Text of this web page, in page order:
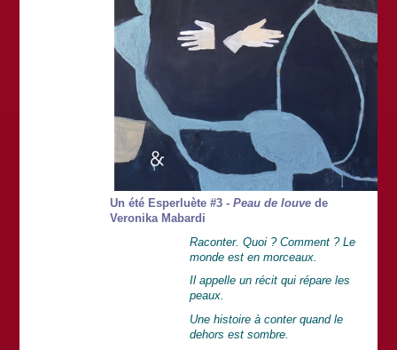
Un été Esperluète #3 - Peau de louvede
Veronika Mabardi
Raconter. Quoi ? Comment ? Le
monde est en morceaux.
Il appelle un récit qui répare les
peaux.
Une histoire à conter quand le
dehors est sombre.